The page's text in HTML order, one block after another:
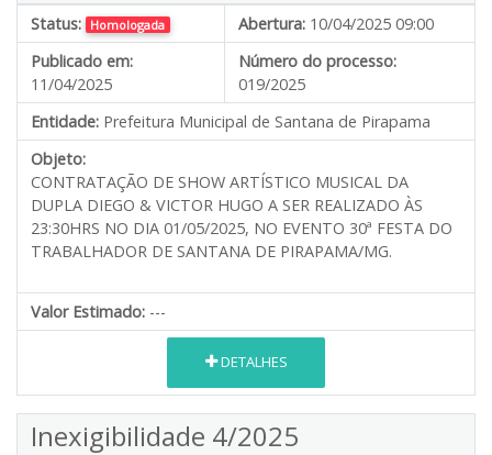
Status: Homologada Abertura: 10/04/2025 09:00
Publicado em:
11/04/2025
Número do processo:
019/2025
Entidade: Prefeitura Municipal de Santana de Pirapama
Objeto:
CONTRATAÇÃO DE SHOW ARTÍSTICO MUSICAL DA
DUPLA DIEGO & VICTOR HUGO A SER REALIZADO ÀS
23:30HRS NO DIA 01/05/2025, NO EVENTO 30ª FESTA DO
TRABALHADOR DE SANTANA DE PIRAPAMA/MG.
Valor Estimado: ---
DETALHES
Inexigibilidade 4/2025